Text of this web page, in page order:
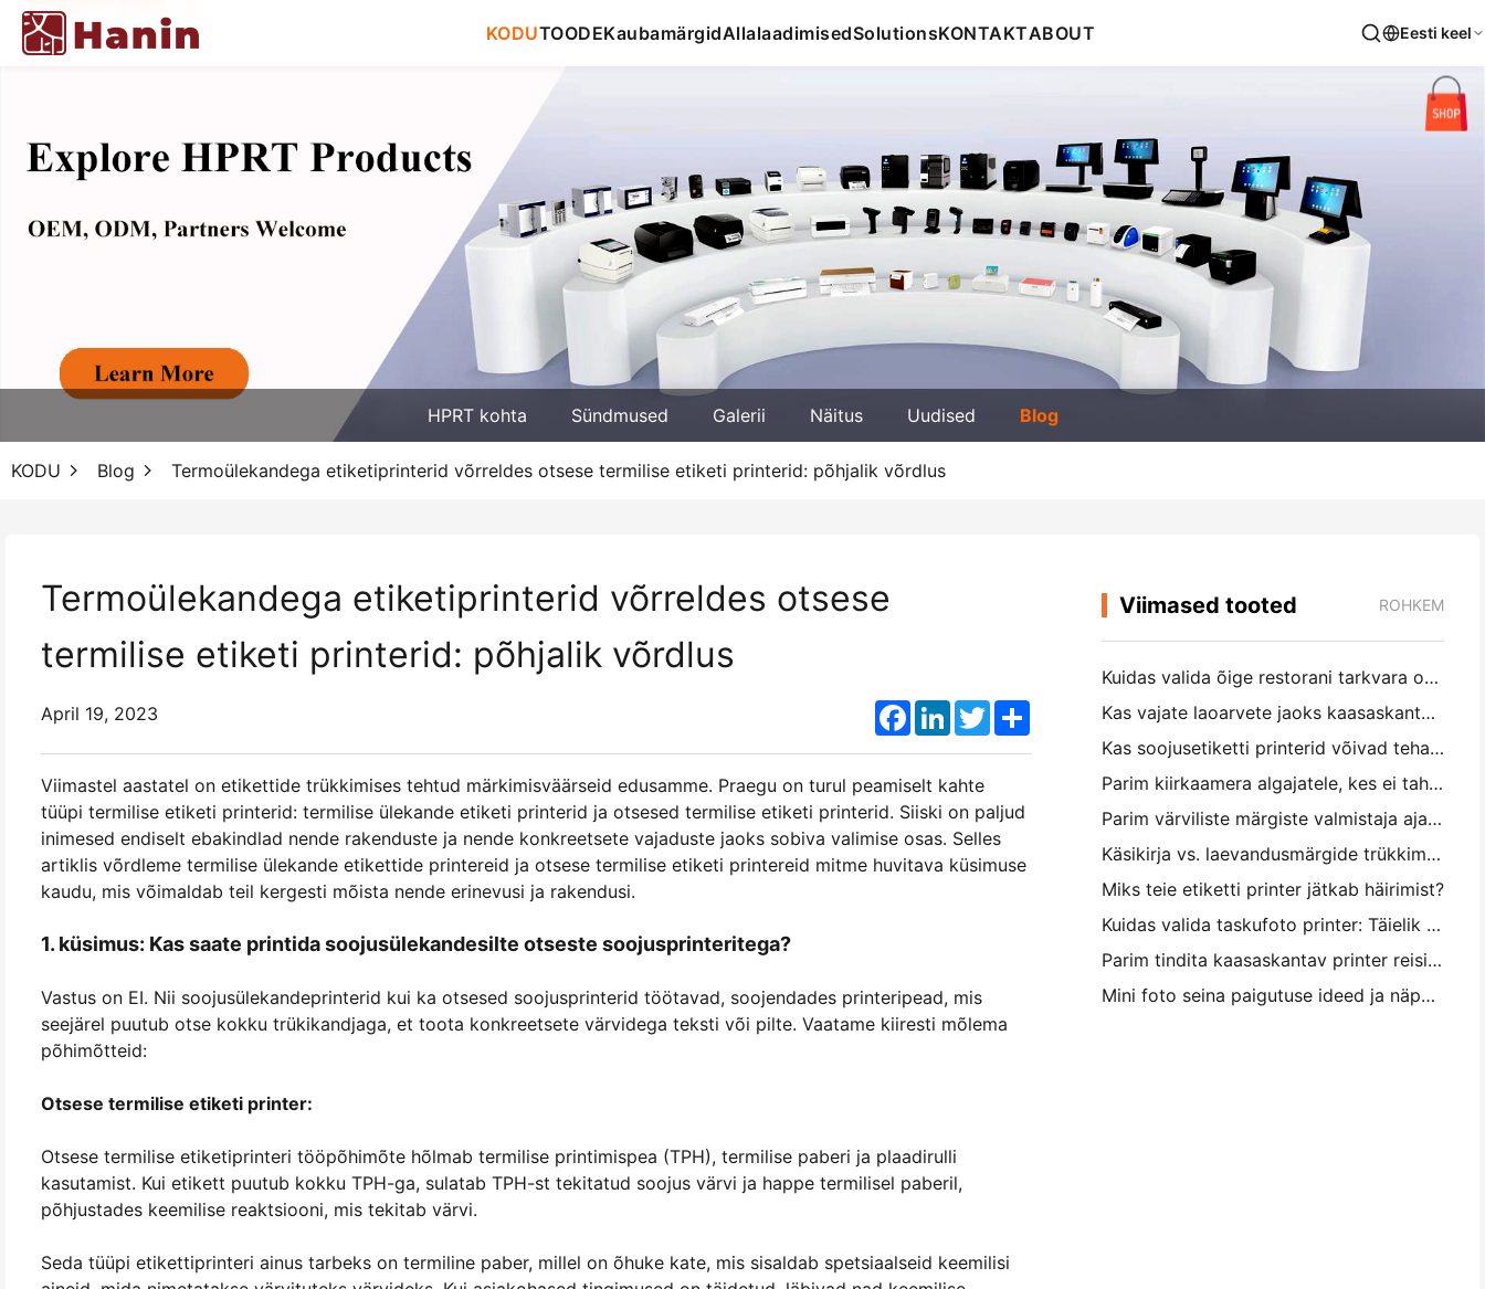
KODUTOODEKaubamärgidAllalaadimisedSolutionsKONTAKTABOUT Eesti keel
HPRT kohta Sündmused Galerii Näitus Uudised Blog
KODU Blog Termoülekandega etiketiprinterid võrreldes otsese termilise etiketi printerid: põhjalik võrdlus
Termoülekandega etiketiprinterid võrreldes otsese
termilise etiketi printerid: põhjalik võrdlus
April 19, 2023 Facebook
LinkedInTwitterShare
Viimastel aastatel on etikettide trükkimises tehtud märkimisväärseid edusamme. Praegu on turul peamiselt kahte
tüüpi termilise etiketi printerid: termilise ülekande etiketi printerid ja otsesed termilise etiketi printerid. Siiski on paljud
inimesed endiselt ebakindlad nende rakenduste ja nende konkreetsete vajaduste jaoks sobiva valimise osas. Selles
artiklis võrdleme termilise ülekande etikettide printereid ja otsese termilise etiketi printereid mitme huvitava küsimuse
kaudu, mis võimaldab teil kergesti mõista nende erinevusi ja rakendusi.
1. küsimus: Kas saate printida soojusülekandesilte otseste soojusprinteritega?
Vastus on EI. Nii soojusülekandeprinterid kui ka otsesed soojusprinterid töötavad, soojendades printeripead, mis
seejärel puutub otse kokku trükikandjaga, et toota konkreetsete värvidega teksti või pilte. Vaatame kiiresti mõlema
põhimõtteid:
Otsese termilise etiketi printer:
Otsese termilise etiketiprinteri tööpõhimõte hõlmab termilise printimispea (TPH), termilise paberi ja plaadirulli
kasutamist. Kui etikett puutub kokku TPH-ga, sulatab TPH-st tekitatud soojus värvi ja happe termilisel paberil,
põhjustades keemilise reaktsiooni, mis tekitab värvi.
Seda tüüpi etikettiprinteri ainus tarbeks on termiline paber, millel on õhuke kate, mis sisaldab spetsiaalseid keemilisi
Viimased tooted ROHKEM
Kuidas valida õige restorani tarkvara oma väikese või keskmise suurusega restorani jaoks
Kas vajate laoarvete jaoks kaasaskantavat A4-printerit? Mis tegelikult töötab
Kas soojusetiketti printerid võivad teha väikeettevõtete toodetele veekindel etikett?
Parim kiirkaamera algajatele, kes ei taha paberit raiskata
Parim värviliste märgiste valmistaja ajakirjastamiseks ja scrapbooking'iks: lisage iga leheküljele rohkem värvi
Käsikirja vs. laevandusmärgide trükkimine: näpunäited väikeettevõtetele 2026. aastal
Miks teie etiketti printer jätkab häirimist?
Kuidas valida taskufoto printer: Täielik juhend ajakirjanduse, reisimise ja iPhone'i kasutajatele
Parim tindita kaasaskantav printer reisimiseks, kooliks ja mobiiltööks: Hanin MT620 Pro ülevaade
Mini foto seina paigutuse ideed ja näpunäited magamistuba ja magamistuba kaunistamiseks